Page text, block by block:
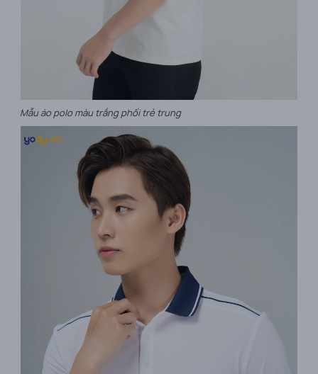
Mẫu áo polo màu trắng phối trẻ trung